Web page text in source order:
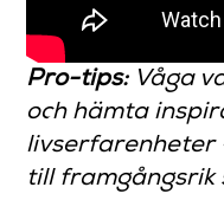
Pro-tips: Våga
och hämta
livserfarenheter
till framgångsrik